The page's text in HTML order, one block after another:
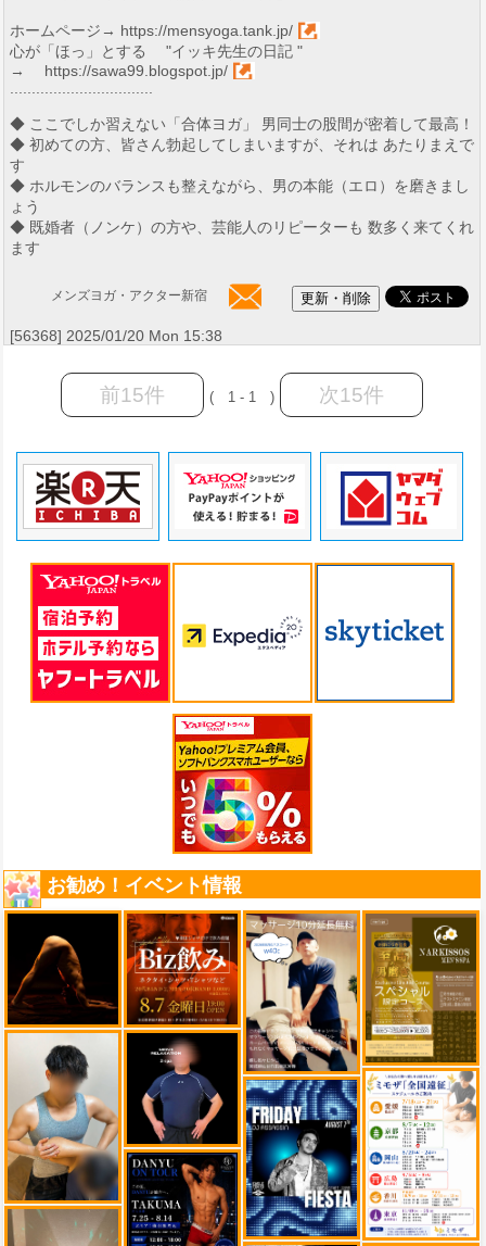
ホームページ→ https://mensyoga.tank.jp/
心が「ほっ」とする "イッキ先生の日記 "
→ https://sawa99.blogspot.jp/
.................................
◆ ここでしか習えない「合体ヨガ」 男同士の股間が密着して最高！
◆ 初めての方、皆さん勃起してしまいますが、それは あたりまえで
す
◆ ホルモンのバランスも整えながら、男の本能（エロ）を磨きまし
ょう
◆ 既婚者（ノンケ）の方や、芸能人のリピーターも 数多く来てくれ
ます
メンズヨガ・アクター新宿
[56368] 2025/01/20 Mon 15:38
前15件 ( 1 - 1 ) 次15件
お勧め！イベント情報